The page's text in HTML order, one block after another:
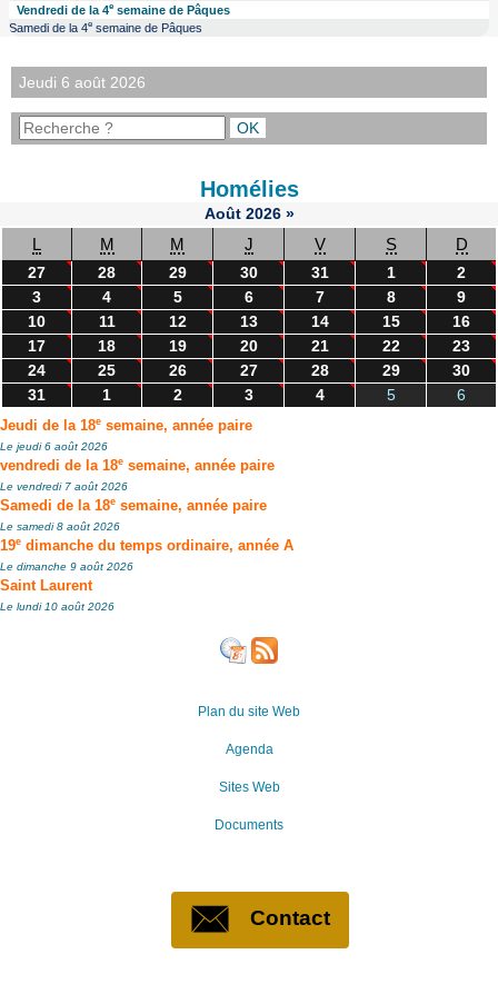
Vendredi de la 4esemaine de Pâques
Samedi de la 4esemaine de Pâques
Jeudi 6 août 2026
Homélies
Août 2026 »
L M M J V S D
27 28 29 30 31 1
2
3
4 5 6 7 8
9
10
11 12 13 14 15
16
17
18 19 20 21 22
23
24
25 26 27 28 29
30
31
1 2 3 4 5 6
Jeudi de la 18e semaine, année paire
Le jeudi 6 août 2026
vendredi de la 18e semaine, année paire
Le vendredi 7 août 2026
Samedi de la 18e semaine, année paire
Le samedi 8 août 2026
19e dimanche du temps ordinaire, année A
Le dimanche 9 août 2026
Saint Laurent
Le lundi 10 août 2026
Plan du site Web
Agenda
Sites Web
Documents
Contact